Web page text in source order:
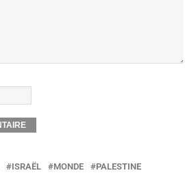
ISRAËL MONDE PALESTINE